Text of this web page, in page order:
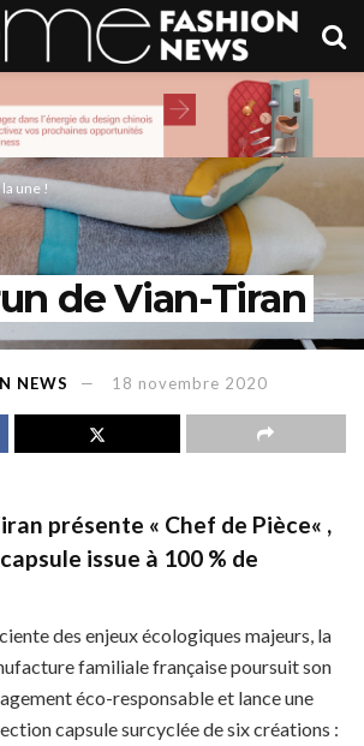
la une !
de Vian-Tiran
NEWS 18 novembre 2020
présente « Chef de Pièce« ,
issue à 100 % de
des enjeux écologiques majeurs, la
familiale française poursuit son
éco-responsable et lance une
capsule surcyclée de six créations :